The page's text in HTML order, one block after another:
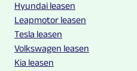
Hyundai leasen
Leapmotor leasen
Tesla leasen
Volkswagen leasen
Kia leasen